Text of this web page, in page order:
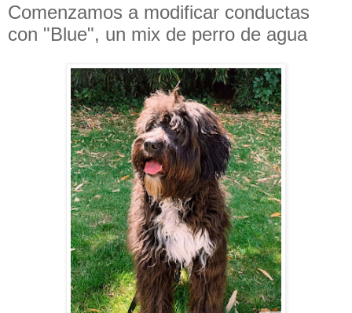
Comenzamos a modificar conductas
con "Blue", un mix de perro de agua